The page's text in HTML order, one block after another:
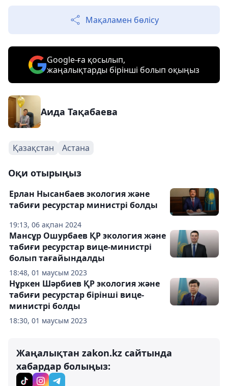
Мақаламен бөлісу
Google-ға қосылып,
жаңалықтарды бірінші болып оқыңыз
Аида Тақабаева
Қазақстан Астана
Оқи отырыңыз
19:13, 06 ақпан 2024
Ерлан Нысанбаев экология және
табиғи ресурстар министрі болды
18:48, 01 маусым 2023
Мансұр Ошурбаев ҚР экология және
табиғи ресурстар вице-министрі
болып тағайындалды
18:30, 01 маусым 2023
Нұркен Шәрбиев ҚР экология және
табиғи ресурстар бірінші вице-
министрі болды
Жаңалықтан zakon.kz сайтында
хабардар болыңыз: